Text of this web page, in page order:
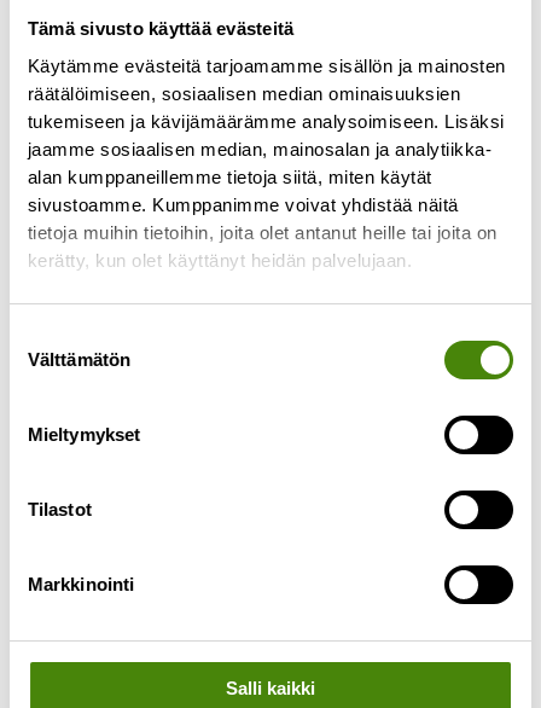
Tämä sivusto käyttää evästeitä
Käytämme evästeitä tarjoamamme sisällön ja mainosten
räätälöimiseen, sosiaalisen median ominaisuuksien
tukemiseen ja kävijämäärämme analysoimiseen. Lisäksi
jaamme sosiaalisen median, mainosalan ja analytiikka-
alan kumppaneillemme tietoja siitä, miten käytät
sivustoamme. Kumppanimme voivat yhdistää näitä
tietoja muihin tietoihin, joita olet antanut heille tai joita on
kerätty, kun olet käyttänyt heidän palvelujaan.
valinta
Välttämätön
Mieltymykset
Tilastot
Markkinointi
Salli kaikki
käsittelykenttä
Hulevesiallas puhtaille vesille
Jätekeskuksen
ympäristövaikutukset
Vastaanottamistamme jätteistä 99 % voidaan
Vaarattoman jätteen loppusijoitusalueelle
joille ei ole vielä hyödyntämismahdollisuutta.
villa. Jätteiden käsittelymahdollisuuksia
Tarkkailemme jätekeskuksen toiminnan